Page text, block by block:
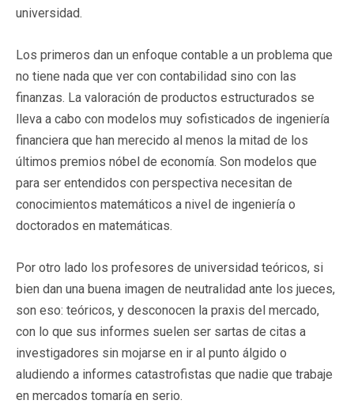
universidad.
Los primeros dan un enfoque contable a un problema que
no tiene nada que ver con contabilidad sino con las
finanzas. La valoración de productos estructurados se
lleva a cabo con modelos muy sofisticados de ingeniería
financiera que han merecido al menos la mitad de los
últimos premios nóbel de economía. Son modelos que
para ser entendidos con perspectiva necesitan de
conocimientos matemáticos a nivel de ingeniería o
doctorados en matemáticas.
Por otro lado los profesores de universidad teóricos, si
bien dan una buena imagen de neutralidad ante los jueces,
son eso: teóricos, y desconocen la praxis del mercado,
con lo que sus informes suelen ser sartas de citas a
investigadores sin mojarse en ir al punto álgido o
aludiendo a informes catastrofistas que nadie que trabaje
en mercados tomaría en serio.